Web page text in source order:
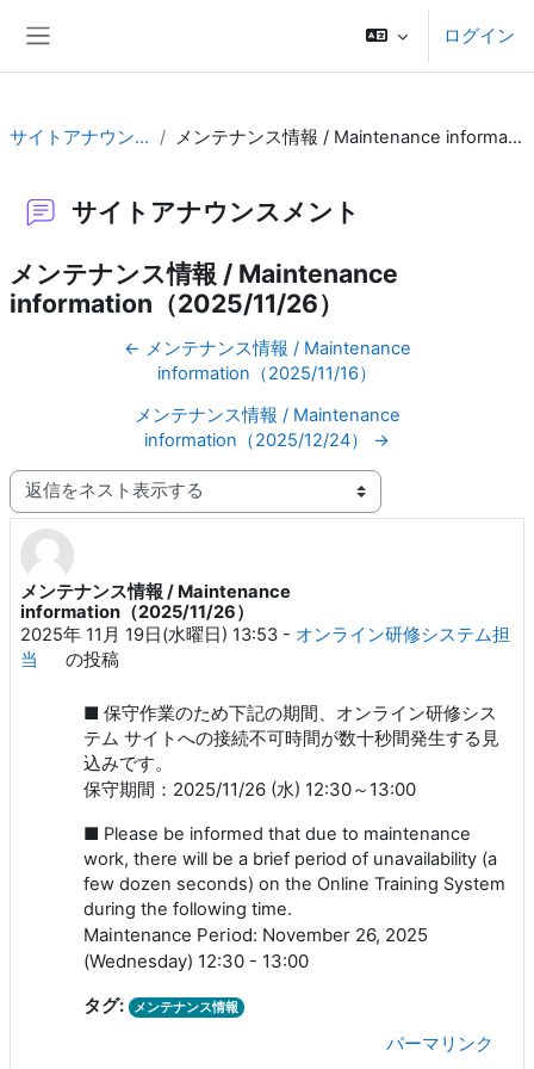
ログイン
サイトアナウンスメント メンテナンス情報 / Maintenance information（2025/11/26）
サイトアナウンスメント
メンテナンス情報 / Maintenance
information（2025/11/26）
← メンテナンス情報 / Maintenance
information（2025/11/16）
メンテナンス情報 / Maintenance
information（2025/12/24） →
表示モード
メンテナンス情報 / Maintenance
information（2025/11/26）
2025年 11月 19日(水曜日) 13:53 - オンライン研修システム担
当
の投稿
返信数: 0
■ 保守作業のため下記の期間、オンライン研修シス
テム サイトへの接続不可時間が数十秒間発生する見
込みです。
保守期間：2025/11/26 (水) 12:30～13:00
■ Please be informed that due to maintenance
work, there will be a brief period of unavailability (a
few dozen seconds) on the Online Training System
during the following time.
Maintenance Period: November 26, 2025
(Wednesday) 12:30 - 13:00
タグ: メンテナンス情報
パーマリンク